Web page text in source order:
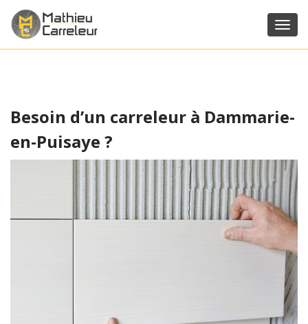
Besoin d’un carreleur à Dammarie-
en-Puisaye ?